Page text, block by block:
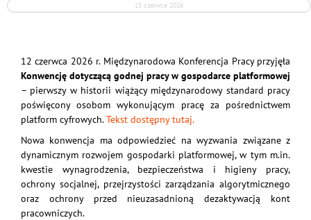
15 czerwca 2026
12 czerwca 2026 r. Międzynarodowa Konferencja Pracy przyjęła
Konwencję dotyczącą godnej pracy w gospodarce platformowej
– pierwszy w historii wiążący międzynarodowy standard pracy
poświęcony osobom wykonującym pracę za pośrednictwem
platform cyfrowych.Tekst dostępny tutaj.
Nowa konwencja ma odpowiedzieć na wyzwania związane z
dynamicznym rozwojem gospodarki platformowej, w tym m.in.
kwestie wynagrodzenia, bezpieczeństwa i higieny pracy,
ochrony socjalnej, przejrzystości zarządzania algorytmicznego
oraz ochrony przed nieuzasadnioną dezaktywacją kont
pracowniczych.